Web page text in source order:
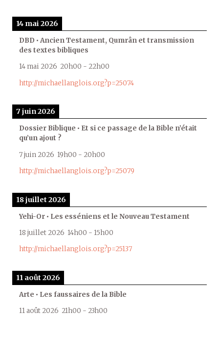
14 mai 2026
DBD • Ancien Testament, Qumrân et transmission
des textes bibliques
14 mai 2026 20h00 - 22h00
http://michaellanglois.org?p=25074
7 juin 2026
Dossier Biblique • Et si ce passage de la Bible n’était
qu’un ajout ?
7 juin 2026 19h00 - 20h00
http://michaellanglois.org?p=25079
18 juillet 2026
Yehi-Or • Les esséniens et le Nouveau Testament
18 juillet 2026 14h00 - 15h00
http://michaellanglois.org?p=25137
11 août 2026
Arte • Les faussaires de la Bible
11 août 2026 21h00 - 23h00